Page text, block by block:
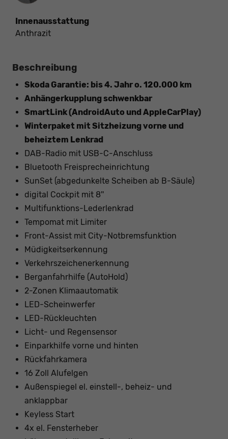
Innenausstattung
Anthrazit
Beschreibung
Skoda Garantie: bis 4. Jahr o. 120.000 km
Anhängerkupplung schwenkbar
SmartLink (AndroidAuto und AppleCarPlay)
Winterpaket mit Sitzheizung vorne und
beheiztem Lenkrad
DAB-Radio mit USB-C-Anschluss
Bluetooth Freisprecheinrichtung
SunSet (abgedunkelte Scheiben ab B-Säule)
digital Cockpit mit 8''
Multifunktions-Lederlenkrad
Tempomat mit Limiter
Front-Assist mit City-Notbremsfunktion
Müdigkeitserkennung
Verkehrszeichenerkennung
Berganfahrhilfe (AutoHold)
2-Zonen Klimaautomatik
LED-Scheinwerfer
LED-Rückleuchten
Licht- und Regensensor
Einparkhilfe vorne und hinten
Rückfahrkamera
16 Zoll Alufelgen
Außenspiegel el. einstell-, beheiz- und
anklappbar
Keyless Start
4x el. Fensterheber